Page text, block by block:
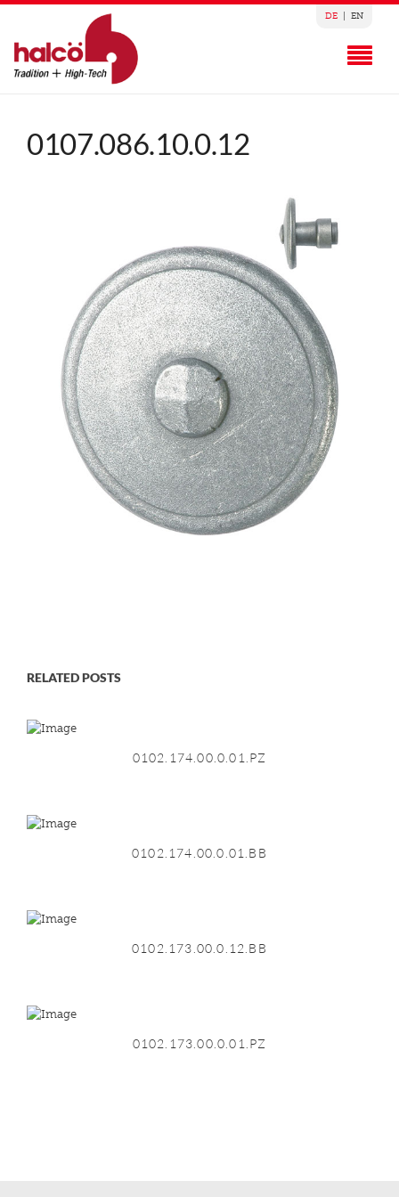
DE EN
0107.086.10.0.12
RELATED POSTS
0102.174.00.0.01.PZ
0102.174.00.0.01.BB
0102.173.00.0.12.BB
0102.173.00.0.01.PZ